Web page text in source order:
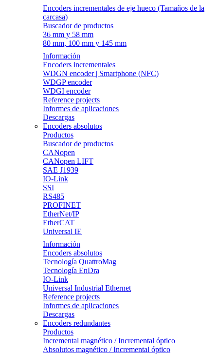
Encoders incrementales de eje hueco (Tamaños de la
carcasa)
Buscador de productos
36 mm y 58 mm
80 mm, 100 mm y 145 mm
Información
Encoders incrementales
WDGN encoder | Smartphone (NFC)
WDGP encoder
WDGI encoder
Reference projects
Informes de aplicaciones
Descargas
Encoders absolutos
Productos
Buscador de productos
CANopen
CANopen LIFT
SAE J1939
IO-Link
SSI
RS485
PROFINET
EtherNet/IP
EtherCAT
Universal IE
Información
Encoders absolutos
Tecnología QuattroMag
Tecnología EnDra
IO-Link
Universal Industrial Ethernet
Reference projects
Informes de aplicaciones
Descargas
Encoders redundantes
Productos
Incremental magnético / Incremental óptico
Absolutos magnético / Incremental óptico